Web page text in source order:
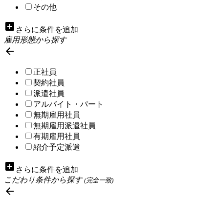
その他
add_box さらに条件を追加
雇用形態から探す

正社員
契約社員
派遣社員
アルバイト・パート
無期雇用社員
無期雇用派遣社員
有期雇用社員
紹介予定派遣
add_box さらに条件を追加
こだわり条件から探す(完全一致)
